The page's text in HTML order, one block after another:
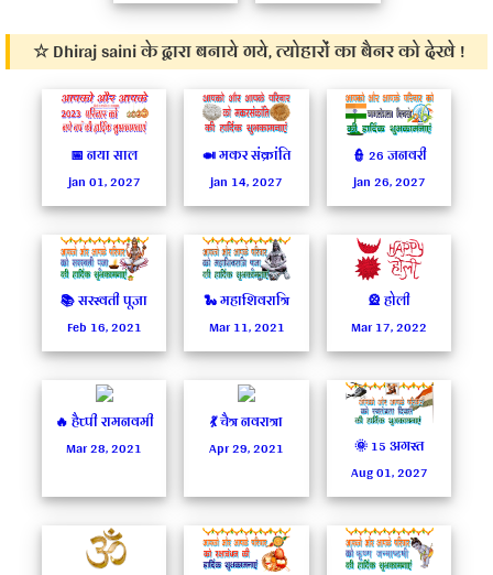
☆ Dhiraj saini के द्वारा बनाये गये, त्योहारों का बैनर को देखे !
📅 नया साल
jan 01, 2027
🍛 मकर संक्रांति
jan 14, 2027
👮‍ 26 जनवरी
jan 26, 2027
📚 सरस्वती पूजा
Feb 16, 2021
🐍 महाशिवरात्रि
Mar 11, 2021
🎡 होली
Mar 17, 2022
🔥 हैप्पी रामनवमी
Mar 28, 2021
💃 चैत्र नवरात्रा
Apr 29, 2021
🌞 15 अगस्त
Aug 01, 2027